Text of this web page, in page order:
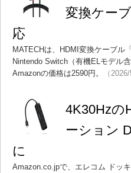
変換ケー
応
MATECHは、HDMI変換ケーブル
Nintendo Switch（有機ELモデル
Amazonの価格は2590円。
（
4K30Hzの
ーション
に
Amazon.co.jpで、エレコム ドッ